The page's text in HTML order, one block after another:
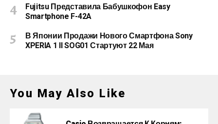
Fujitsu Представила Бабушкофон Easy
Smartphone F-42A
В Японии Продажи Нового Смартфона Sony
XPERIA 1 II SOG01 Стартуют 22 Мая
You May Also Like